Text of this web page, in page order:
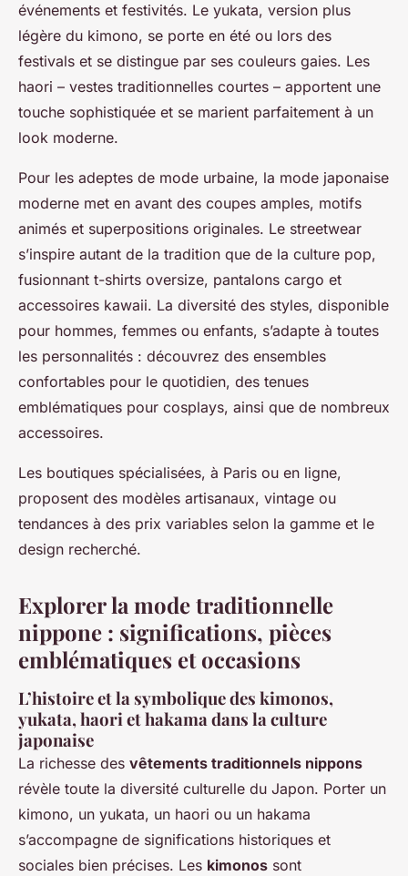
événements et festivités. Le yukata, version plus
légère du kimono, se porte en été ou lors des
festivals et se distingue par ses couleurs gaies. Les
haori – vestes traditionnelles courtes – apportent une
touche sophistiquée et se marient parfaitement à un
look moderne.
Pour les adeptes de mode urbaine, la mode japonaise
moderne met en avant des coupes amples, motifs
animés et superpositions originales. Le streetwear
s’inspire autant de la tradition que de la culture pop,
fusionnant t-shirts oversize, pantalons cargo et
accessoires kawaii. La diversité des styles, disponible
pour hommes, femmes ou enfants, s’adapte à toutes
les personnalités : découvrez des ensembles
confortables pour le quotidien, des tenues
emblématiques pour cosplays, ainsi que de nombreux
accessoires.
Les boutiques spécialisées, à Paris ou en ligne,
proposent des modèles artisanaux, vintage ou
tendances à des prix variables selon la gamme et le
design recherché.
Explorer la mode traditionnelle
nippone : significations, pièces
emblématiques et occasions
L’histoire et la symbolique des kimonos,
yukata, haori et hakama dans la culture
japonaise
La richesse des vêtements traditionnels nippons
révèle toute la diversité culturelle du Japon. Porter un
kimono, un yukata, un haori ou un hakama
s’accompagne de significations historiques et
sociales bien précises. Les kimonos sont